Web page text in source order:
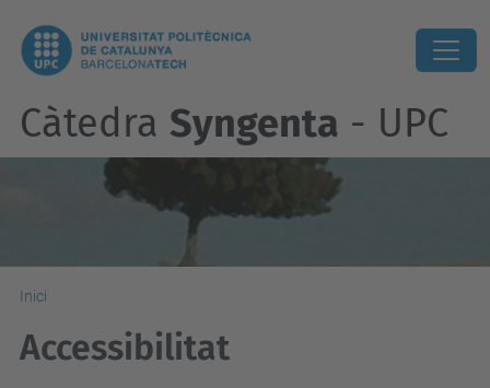
Càtedra Syngenta - UPC
Inici
Accessibilitat